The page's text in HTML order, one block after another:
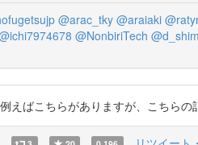
@arac_tky @araiaki
@NonbiriTech
えばこちらがありますが、こちら